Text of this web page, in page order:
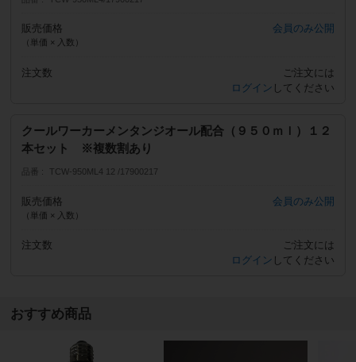
販売価格
（単価 × 入数）
会員のみ公開
注文数
ご注文には
ログイン してください
クールワーカーメンタンジオール配合（９５０ｍｌ）１２
本セット ※複数割あり
品番 TCW-950ML4 12 /17900217
販売価格
（単価 × 入数）
会員のみ公開
注文数
ご注文には
ログイン してください
おすすめ商品